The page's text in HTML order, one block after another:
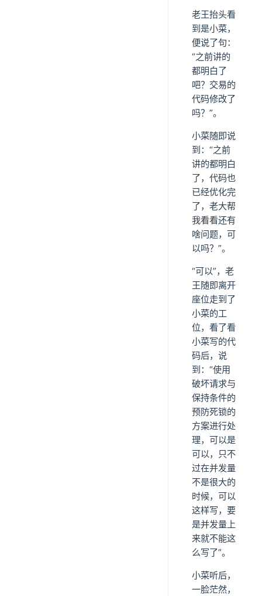
老王抬头看
到是小菜，
便说了句：
“之前讲的
都明白了
吧？交易的
代码修改了
吗？”。
小菜随即说
到：“之前
讲的都明白
了，代码也
已经优化完
了，老大帮
我看看还有
啥问题，可
以吗？”。
“可以”，老
王随即离开
座位走到了
小菜的工
位，看了看
小菜写的代
码后，说
到：“使用
破坏请求与
保持条件的
预防死锁的
方案进行处
理，可以是
可以，只不
过在并发量
不是很大的
时候，可以
这样写，要
是并发量上
来就不能这
么写了”。
小菜听后，
一脸茫然，